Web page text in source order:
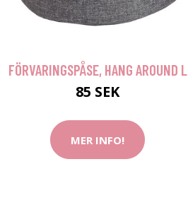
FÖRVARINGSPÅSE, HANG AROUND L
85 SEK
MER INFO!